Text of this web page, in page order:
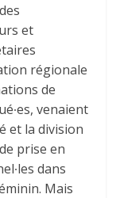
et
régionale
de
venaient
et la division
prise en
dans
Mais